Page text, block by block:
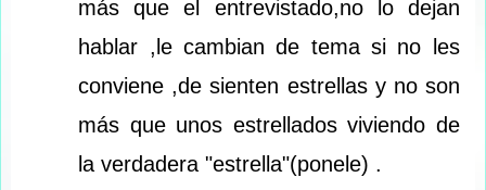
más que el entrevistado,no lo dejan
hablar ,le cambian de tema si no les
conviene ,de sienten estrellas y no son
más que unos estrellados viviendo de
la verdadera "estrella"(ponele) .